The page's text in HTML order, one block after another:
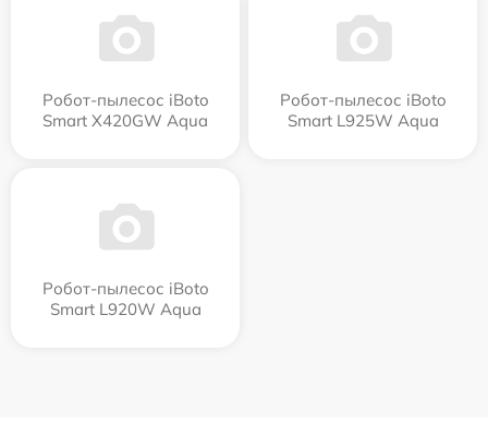
Робот-пылесос iBoto
Smart Х420GW Aqua
Робот-пылесос iBoto
Smart L925W Aqua
Робот-пылесос iBoto
Smart L920W Aqua